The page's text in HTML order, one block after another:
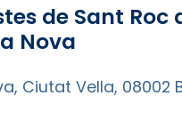
de Barcelona
de Sant
Nova
Ciutat Vella, 08002